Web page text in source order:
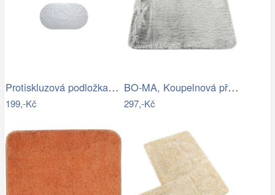
Protiskluzová podložka do koupelny…
199,-Kč
BO-MA, Koupelnová předložka Rabbit New…
297,-Kč